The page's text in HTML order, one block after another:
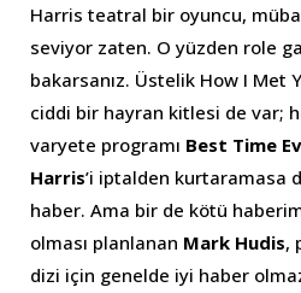
Harris teatral bir oyuncu,
seviyor zaten. O yüzden role
bakarsanız. Üstelik How I Met
ciddi bir hayran kitlesi de var;
varyete programı Best Time
Harris’i iptalden kurtaramasa
haber. Ama bir de kötü
olması planlanan Mark Hudis,
dizi için genelde iyi haber